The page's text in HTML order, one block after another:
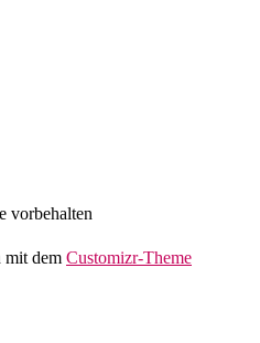
vorbehalten
mit dem Customizr-Theme